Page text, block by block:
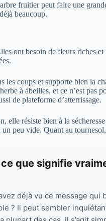
fruitier peut faire une
beaucoup.
ont besoin de fleurs riches
les coups et supporte bien la
à abeilles, et ce n’est pas
de plateforme d’atterrissage.
elle résiste bien à la
peu vide. Quant au
que signifie
déjà vu ce message qui
? Il peut sembler